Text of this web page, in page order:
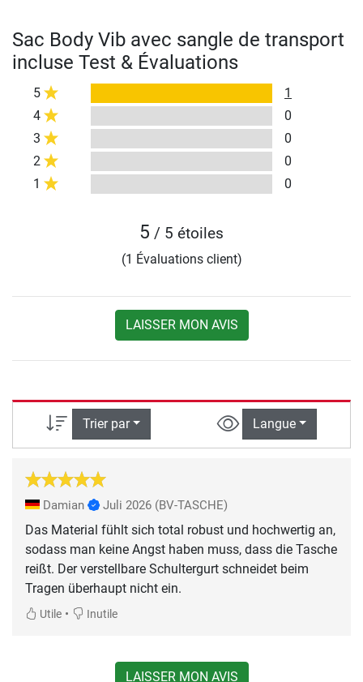
Sac Body Vib avec sangle de transport
incluse Test & Évaluations
5
1
4
0
3
0
2
0
1
0
5 / 5 étoiles
(1 Évaluations client)
LAISSER MON AVIS
Trier par Langue
Damian Juli 2026 (BV-TASCHE)
Das Material fühlt sich total robust und hochwertig an,
sodass man keine Angst haben muss, dass die Tasche
reißt. Der verstellbare Schultergurt schneidet beim
Tragen überhaupt nicht ein.
Utile • Inutile
LAISSER MON AVIS